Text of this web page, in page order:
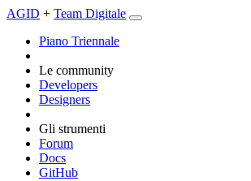
AGID + Team Digitale
Piano Triennale
Le community
Developers
Designers
Gli strumenti
Forum
Docs
GitHub